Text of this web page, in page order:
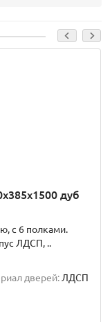
дуб
с 6 полками.
ЛДСП, ..
дверей:ЛДСП